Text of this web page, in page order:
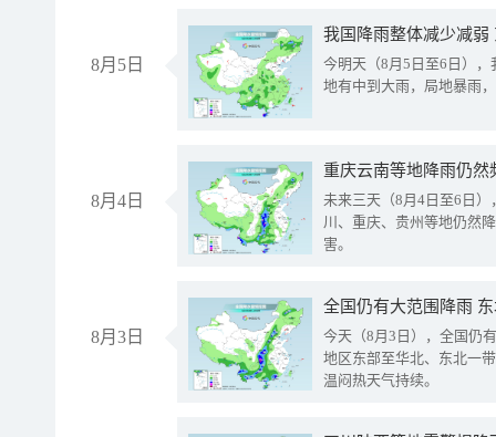
8月5日
我国降雨整体减少减弱
今明天（8月5日至6日）
地有中到大雨，局地暴雨
8月4日
重庆云南等地降雨仍然
未来三天（8月4日至6日
川、重庆、贵州等地仍然
害。
8月3日
全国仍有大范围降雨
今天（8月3日），全国仍
地区东部至华北、东北一
温闷热天气持续。